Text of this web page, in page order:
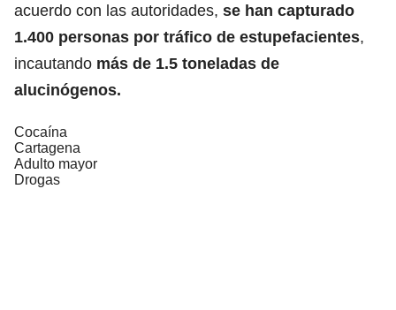
acuerdo con las autoridades, se han capturado
1.400 personas por tráfico de estupefacientes,
incautando más de 1.5 toneladas de
alucinógenos.
Cocaína
Cartagena
Adulto mayor
Drogas